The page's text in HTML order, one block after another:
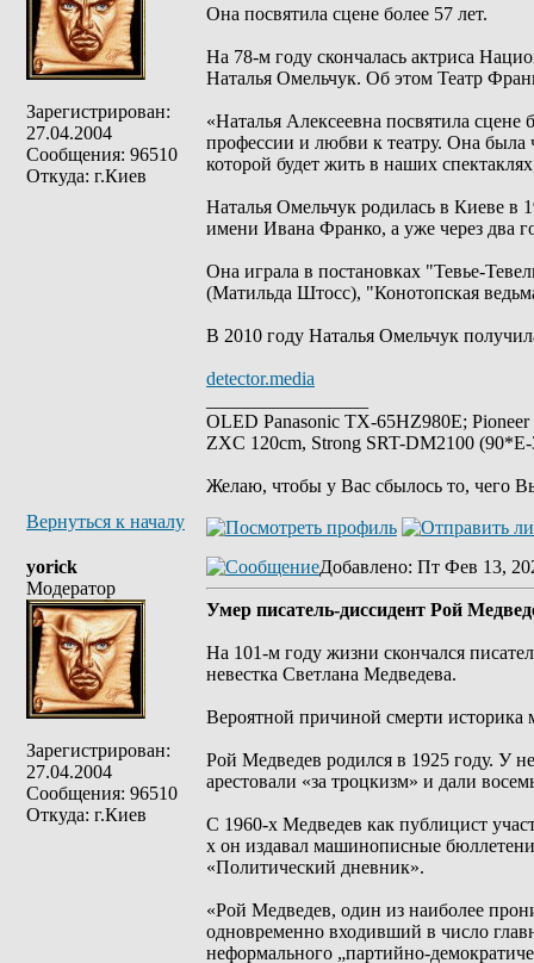
Зарегистрирован:
27.04.2004
Сообщения: 96510
Откуда: г.Киев
Она посвятила сцене более 57 лет.
На 78-м году скончалась актриса
Наталья Омельчук. Об этом Театр
«Наталья Алексеевна посвятила сцене
профессии и любви к театру. Она была
которой будет жить в наших
Наталья Омельчук родилась в Киеве в
имени Ивана Франко, а уже через два
Она играла в постановках "Тевье-
(Матильда Штосс), "Конотопская
В 2010 году Наталья Омельчук
detector.media
OLED Panasonic TX-65HZ980E;
ZXC 120cm, Strong SRT-DM2100
Желаю, чтобы у Вас сбылось то, чего
Вернуться к началу
yorick
Модератор
Зарегистрирован:
27.04.2004
Сообщения: 96510
Откуда: г.Киев
Добавлено: Пт Фев 13,
Умер писатель-диссидент Рой
На 101-м году жизни скончался
невестка Светлана Медведева.
Вероятной причиной смерти историка
Рой Медведев родился в 1925 году. У
арестовали «за троцкизм» и дали
С 1960-х Медведев как публицист
х он издавал машинописные
«Политический дневник».
«Рой Медведев, один из наиболее
одновременно входивший в число
неформального „партийно-